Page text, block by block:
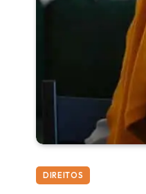
DIREITOS